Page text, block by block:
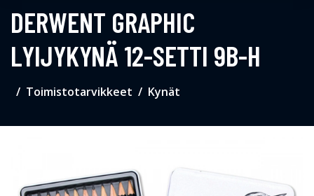
DERWENT GRAPHIC
LYIJYKYNÄ 12-SETTI 9B-H
Toimistotarvikkeet Kynät